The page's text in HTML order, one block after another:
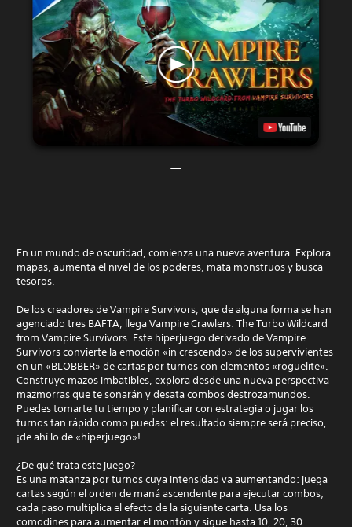
En un mundo de oscuridad, comienza una nueva aventura. Explora
mapas, aumenta el nivel de los poderes, mata monstruos y busca
tesoros.
De los creadores de Vampire Survivors, que de alguna forma se han
agenciado tres BAFTA, llega Vampire Crawlers: The Turbo Wildcard
from Vampire Survivors. Este hiperjuego derivado de Vampire
Survivors convierte la emoción «in crescendo» de los supervivientes
en un «BLOBBER» de cartas por turnos con elementos «roguelite».
Construye mazos imbatibles, explora desde una nueva perspectiva
mazmorras que te sonarán y desata combos destrozamundos.
Puedes tomarte tu tiempo y planificar con estrategia o jugar los
turnos tan rápido como puedas: el resultado siempre será preciso,
¡de ahí lo de «hiperjuego»!
¿De qué trata este juego?
Es una matanza por turnos cuya intensidad va aumentando: juega
cartas según el orden de maná ascendente para ejecutar combos;
cada paso multiplica el efecto de la siguiente carta. Usa los
comodines para aumentar el montón y sigue hasta 10, 20, 30...